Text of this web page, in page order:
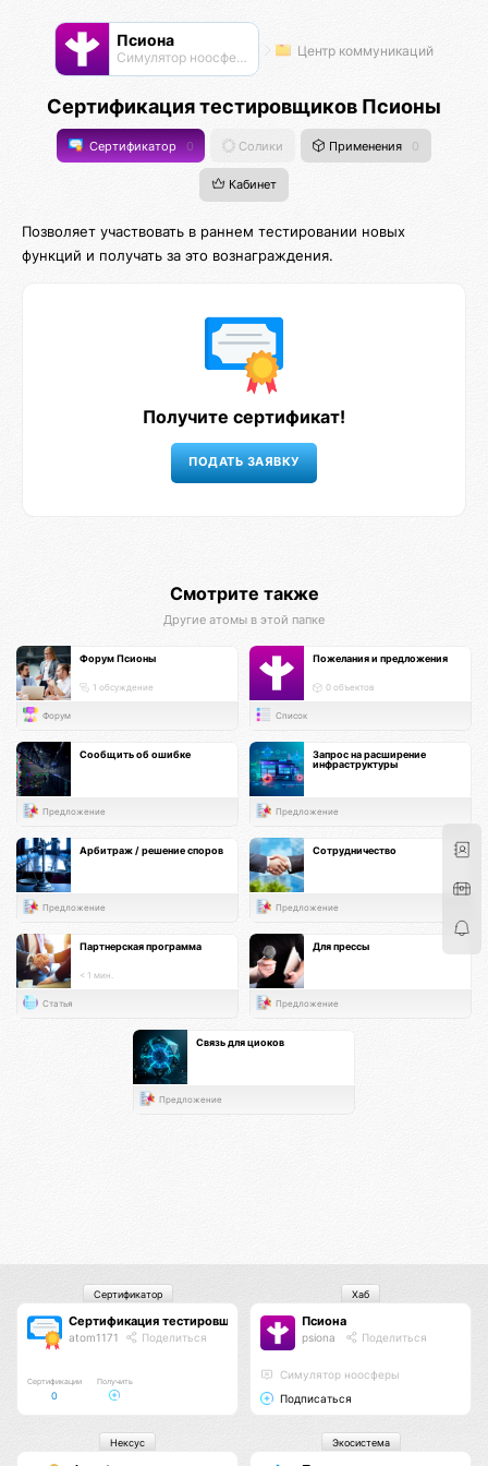
Псиона
Cимулятор ноосферы Центр коммуникаций
Сертификация тестировщиков Псионы
Сертификатор 0 Солики Применения 0
Кабинет
Позволяет участвовать в раннем тестировании новых
функций и получать за это вознаграждения.
Получите сертификат!
Смотрите также
Другие атомы в этой папке
Форум Псионы
1 обсуждение
Форум
Пожелания и предложения
0 объектов
Список
Сообщить об ошибке
Предложение
Запрос на расширение
инфраструктуры
Предложение
Арбитраж / решение споров
Предложение
Сотрудничество
Предложение
Партнерская программа
< 1 мин.
Статья
Для прессы
Предложение
Связь для циоков
Предложение
Сертификация тестировщиков Псионы
atom1171 Поделиться
Сертификации
0
Получить
Сертификатор
Псиона
psiona Поделиться
Cимулятор ноосферы
Подписаться
Хаб
Нексус Экосистема